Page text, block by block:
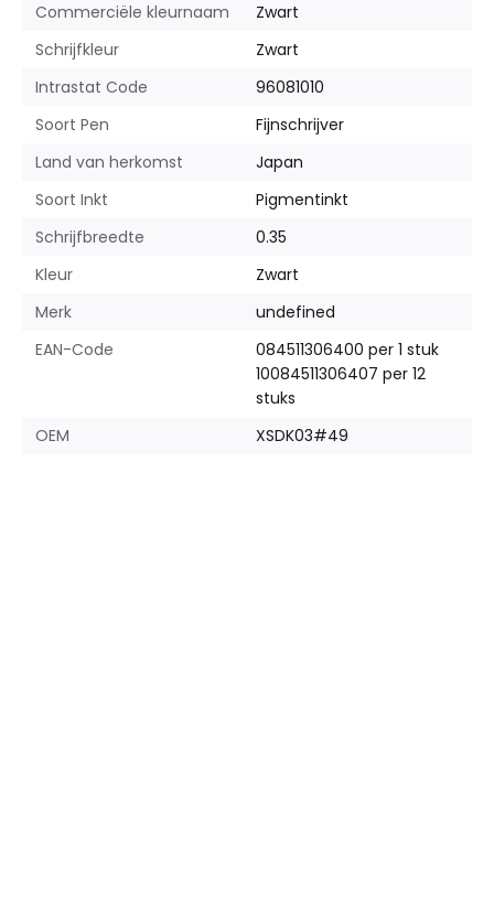
Commerciële kleurnaam
Zwart
Schrijfkleur
Zwart
Intrastat Code
96081010
Soort Pen
Fijnschrijver
Land van herkomst
Japan
Soort Inkt
Pigmentinkt
Schrijfbreedte
0.35
Kleur
Zwart
Merk
undefined
EAN-Code
084511306400 per 1 stuk
10084511306407 per 12
stuks
OEM
XSDK03#49